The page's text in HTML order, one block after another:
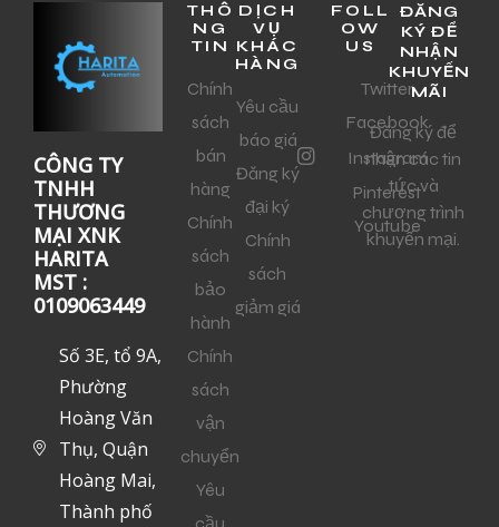
CÔNG TY
TNHH
THƯƠNG
MẠI XNK
HARITA
MST :
0109063449
Số 3E, tổ 9A,
Phường
Hoàng Văn
Thụ, Quận
Hoàng Mai,
Thành phố
THÔ
NG
TIN
Chính
sách
bán
hàng
Chính
sách
bảo
hành
Chính
sách
vận
chuyển
Yêu
DỊCH
VỤ
KHÁC
HÀNG
Yêu cầu
báo giá
Đăng ký
đại ký
Chính
sách
giảm giá
FOLL
OW
US
Twitter
Facebook
Instagram
Pinterest
Youtube
ĐĂNG
KÝ ĐỂ
NHẬN
KHUYẾN
MÃI
Đăng ký để
nhận các tin
tức và
chương trình
khuyến mại.